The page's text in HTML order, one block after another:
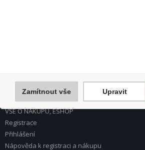
E-mail: info@peal.cz
VŠE O NÁKUPU, ESHOP
Registrace
Přihlášení
Nápověda k registraci a nákupu
Zamítnout vše Upravit